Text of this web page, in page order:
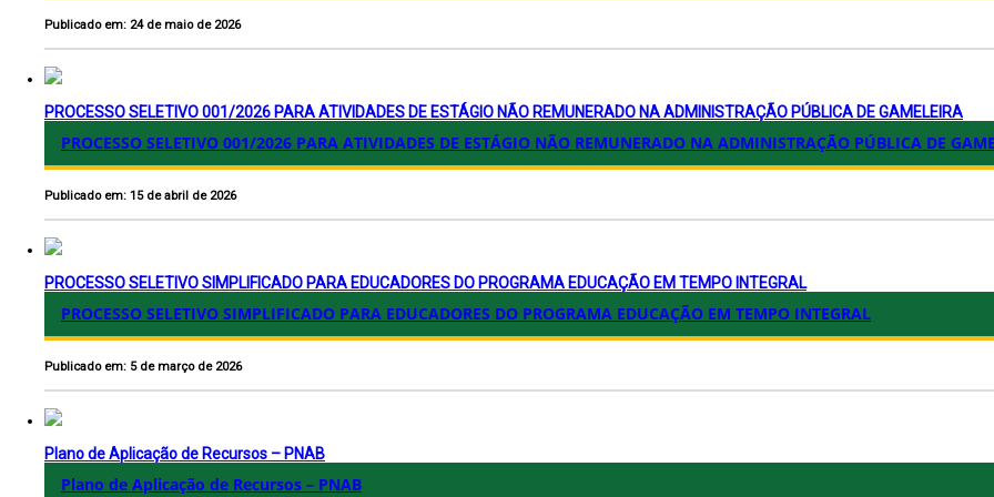
Publicado em: 24 de maio de 2026
PROCESSO SELETIVO 001/2026 PARA ATIVIDADES DE ESTÁGIO NÃO REMUNERADO NA ADMINISTRAÇÃO PÚBLICA DE GAMELEIRA
PROCESSO SELETIVO 001/2026 PARA ATIVIDADES DE ESTÁGIO NÃO REMUNERADO NA ADMINISTRAÇÃO PÚBLICA DE
Publicado em: 15 de abril de 2026
PROCESSO SELETIVO SIMPLIFICADO PARA EDUCADORES DO PROGRAMA EDUCAÇÃO EM TEMPO INTEGRAL
PROCESSO SELETIVO SIMPLIFICADO PARA EDUCADORES DO PROGRAMA EDUCAÇÃO EM TEMPO INTEGRAL
Publicado em: 5 de março de 2026
Plano de Aplicação de Recursos – PNAB
Plano de Aplicação de Recursos – PNAB